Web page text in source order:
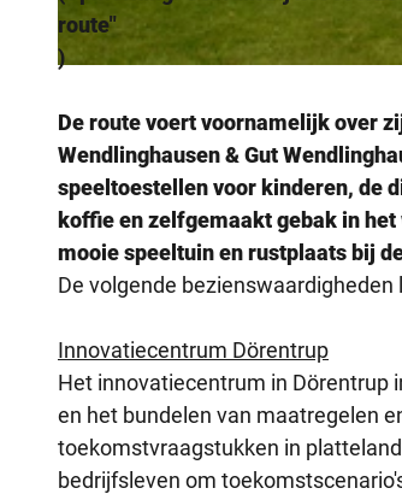
route"
)
De route voert voornamelijk over
Wendlinghausen & Gut
speeltoestellen voor kinderen, de
koffie en zelfgemaakt gebak in
mooie speeltuin en rustplaats bij
De volgende bezienswaardigheden
Innovatiecentrum Dörentrup
Het innovatiecentrum in Dörentrup
en het bundelen van maatregelen
toekomstvraagstukken in
bedrijfsleven om